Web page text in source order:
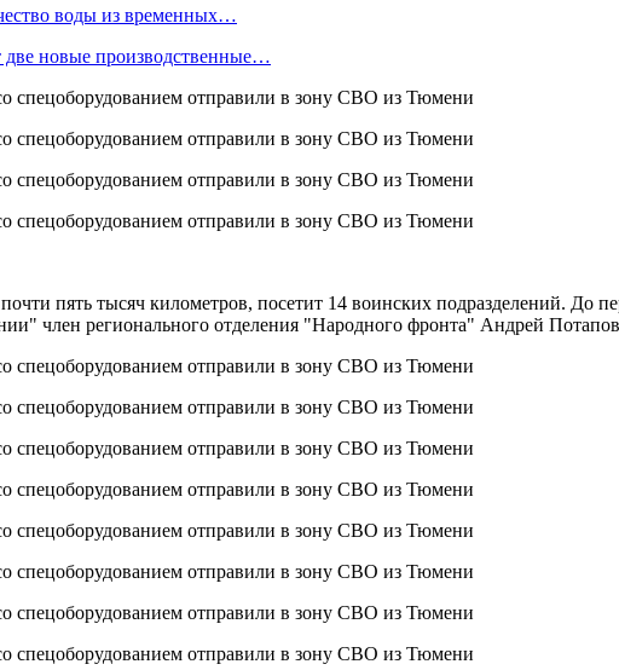
воды из временных…
новые производственные…
пять тысяч километров, посетит 14 воинских подразделений. До
член регионального отделения "Народного фронта" Андрей